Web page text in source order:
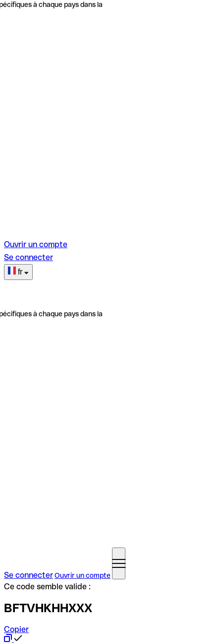
à chaque pays dans la
Ouvrir un compte
Se connecter
fr
à chaque pays dans la
Se connecterOuvrir un compte
Ce code semble valide :
BFTVHKHHXXX
Copier